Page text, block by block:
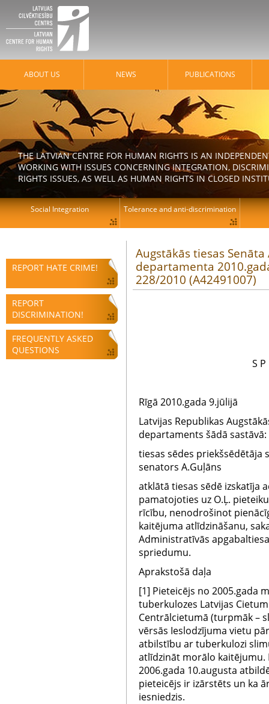
REPORT HATE CRIME!
REPORT
DISCRIMINATION!
FREQUENTLY ASKED
QUESTIONS
Augstākās tiesas
departamenta
228/2010 (A42491007)
S
Rīgā 2010.gada 9.jūlijā
Latvijas Republikas
departaments šādā sastāvā:
tiesas sēdes priekšsēdētāja
senators A.Guļāns
atklātā tiesas sēdē izskatīja
pamatojoties uz O.Ļ.
rīcību, nenodrošinot
kaitējuma atlīdzināšanu,
Administratīvās
spriedumu.
Aprakstošā daļa
[1] Pieteicējs no 2005.gada
tuberkulozes Latvijas
Centrālcietumā (turpmāk –
vērsās Ieslodzījuma vietu
atbilstību ar tuberkulozi
atlīdzināt morālo kaitējumu.
2006.gada 10.augusta
pieteicējs ir izārstēts un ka
iesniedzis.
ABOUT US NEWS PUBLICATIONS
THE LATVIAN CENTRE FOR HUMAN RIGHTS IS AN
WORKING WITH ISSUES CONCERNING INTEGRATION,
RIGHTS ISSUES, AS WELL AS HUMAN RIGHTS IN CLOSED
Social Integration Tolerance and anti-discrimination